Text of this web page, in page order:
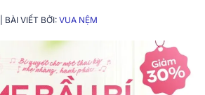
| BÀI VIẾT BỞI: VUA NỆM